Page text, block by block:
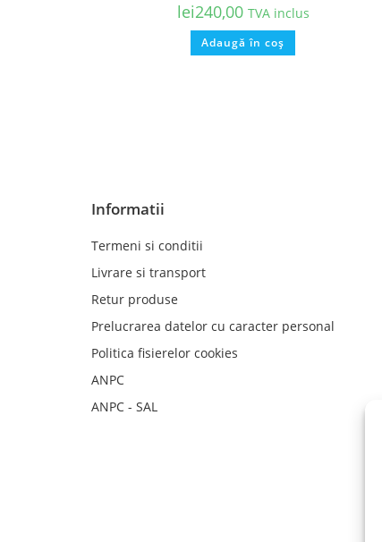
lei240,00 TVA inclus
Adaugă în coș
Informatii
Termeni si conditii
Livrare si transport
Retur produse
Prelucrarea datelor cu caracter personal
Politica fisierelor cookies
ANPC
ANPC - SAL